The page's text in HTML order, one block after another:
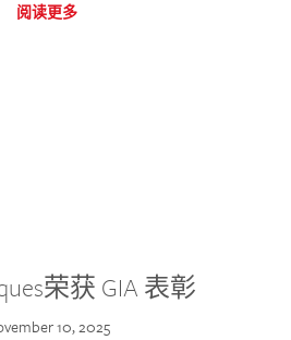
阅读更多
荣获 GIA 表彰
10, 2025